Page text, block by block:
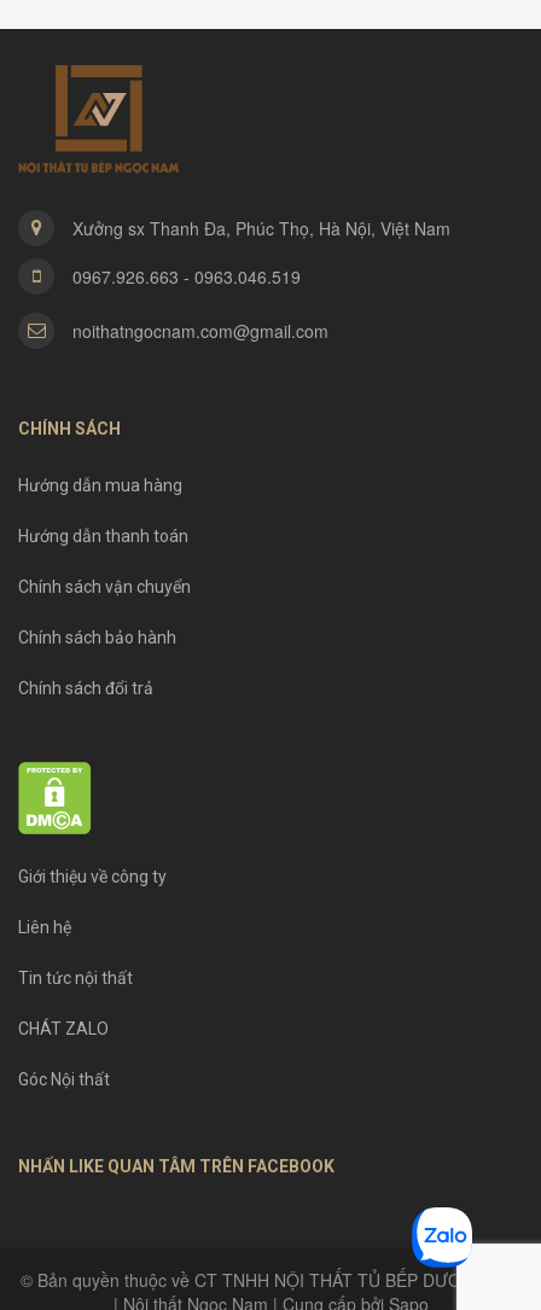
Xưởng sx Thanh Đa, Phúc Thọ, Hà Nội, Việt Nam
0967.926.663 - 0963.046.519
noithatngocnam.com@gmail.com
CHÍNH SÁCH
Hướng dẫn mua hàng
Hướng dẫn thanh toán
Chính sách vận chuyển
Chính sách bảo hành
Chính sách đổi trả
Giới thiệu về công ty
Liên hệ
Tin tức nội thất
CHÁT ZALO
Góc Nội thất
NHẤN LIKE QUAN TÂM TRÊN FACEBOOK
© Bản quyền thuộc về CT TNHH NỘI THẤT TỦ BẾP DƯƠNG GIA
| Nội thất Ngọc Nam | Cung cấp bởi Sapo